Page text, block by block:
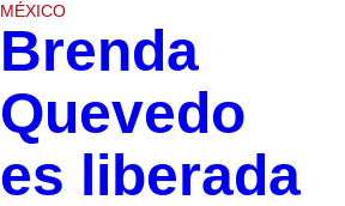
MÉXICO
Brenda
Quevedo
es liberada